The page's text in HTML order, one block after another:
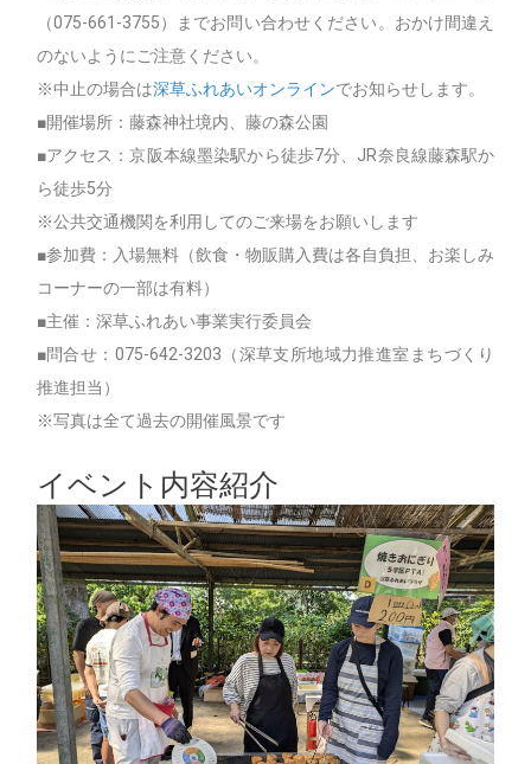
（075-661-3755）までお問い合わせください。おかけ間違え
のないようにご注意ください。
※中止の場合は深草ふれあいオンラインでお知らせします。
■開催場所：藤森神社境内、藤の森公園
■アクセス：京阪本線墨染駅から徒歩7分、JR奈良線藤森駅か
ら徒歩5分
※公共交通機関を利用してのご来場をお願いします
■参加費：入場無料（飲食・物販購入費は各自負担、お楽しみ
コーナーの一部は有料）
■主催：深草ふれあい事業実行委員会
■問合せ：075-642-3203（深草支所地域力推進室まちづくり
推進担当）
※写真は全て過去の開催風景です
イベント内容紹介